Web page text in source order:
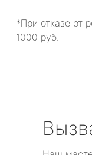
*При отказе от
1000 руб.